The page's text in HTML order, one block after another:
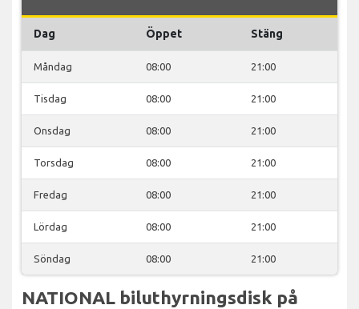
Dag Öppet Stäng
Måndag 08:00 21:00
Tisdag 08:00 21:00
Onsdag 08:00 21:00
Torsdag 08:00 21:00
Fredag 08:00 21:00
Lördag 08:00 21:00
Söndag 08:00 21:00
NATIONAL biluthyrningsdisk på